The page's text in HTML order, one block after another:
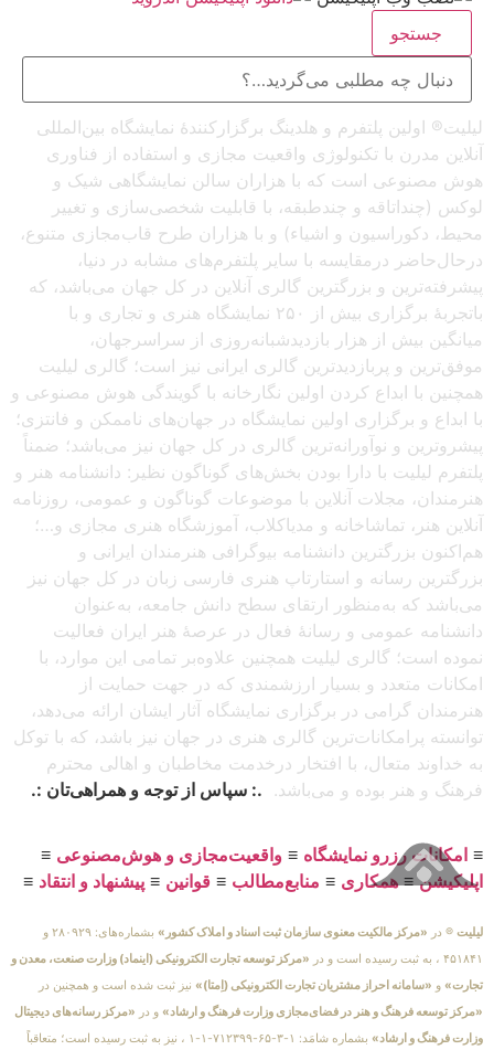
جستجو
لیلیت® اولین پلتفرم و هلدینگ برگزارکنندهٔ نمایشگاه بین‌المللی
آنلاین مدرن با تکنولوژی واقعیت مجازی و استفاده از فناوری
هوش مصنوعی است که با هزاران سالن نمایشگاهی شیک و
لوکس (چنداتاقه و چندطبقه، با قابلیت شخصی‌سازی و تغییر
محیط، دکوراسیون و اشیاء) و با هزاران طرح قاب‌مجازی متنوع،
درحال‌حاضر درمقایسه با سایر پلتفرم‌های مشابه در دنیا،
پیشرفته‌ترین و بزرگترین گالری آنلاین در کل جهان می‌باشد، که
باتجربهٔ برگزاری بیش از ۲۵۰ نمایشگاه هنری و تجاری و با
میانگین بیش از هزار بازدیدشبانه‌روزی از سراسرجهان،
موفق‌ترین و پربازدیدترین گالری ایرانی نیز است؛ گالری لیلیت
همچنین با ابداع کردن اولین نگارخانه با گویندگی هوش مصنوعی و
با ابداع و برگزاری اولین نمایشگاه در جهان‌های ناممکن و فانتزی؛
پیشروترین و نوآورانه‌ترین گالری در کل جهان نیز می‌باشد؛ ضمناً
پلتفرم لیلیت با دارا بودن بخش‌های گوناگون نظیر: دانشنامه هنر و
هنرمندان، مجلات آنلاین با موضوعات گوناگون و عمومی، روزنامه
آنلاین هنر، تماشاخانه و مدیاکلاب، آموزشگاه هنری مجازی و…؛
هم‌اکنون بزرگترین دانشنامه بیوگرافی هنرمندان ایرانی و
بزرگترین رسانه و استارتاپ هنری فارسی زبان در کل جهان نیز
می‌باشد که به‌منظور ارتقای سطح دانش جامعه، به‌عنوان
دانشنامه عمومی و رسانهٔ فعال در عرصهٔ هنر ایران فعالیت
نموده است؛ گالری لیلیت همچنین علاوه‌بر تمامی این موارد، با
امکانات متعدد و بسیار ارزشمندی که در جهت حمایت از
هنرمندان گرامی در برگزاری نمایشگاه آثار ایشان ارائه می‌دهد،
توانسته پرامکانات‌ترین گالری هنری در جهان نیز باشد، که با توکل
به خداوند متعال، با افتخار درخدمت مخاطبان و اهالی محترم
فرهنگ و هنر بوده و می‌باشد. .: سپاس از توجه و همراهی‌تان :.
≡ امکانات رزرو نمایشگاه ≡ واقعیت‌مجازی و هوش‌مصنوعی ≡
اپلیکیشن≡همکاری ≡ منابع‌مطالب ≡ قوانین ≡ پیشنهاد و انتقاد ≡
لیلیت ® در «مرکز مالکیت معنوی سازمان ثبت اسناد و املاک کشور»
بشماره‌های: ۲۸۰۹۲۹ و
۴۵۱۸۴۱ ، به ثبت رسیده است و در
«مرکز توسعه تجارت الکترونیکی (اینماد) وزارت صنعت، معدن و
تجارت» و «سامانه احراز مشتریان تجارت الکترونیکی (اِمتا)» نیز ثبت شده است و همچنین در
«مرکز توسعه فرهنگ و هنر در فضای‌مجازی وزارت فرهنگ و ارشاد» و در «مرکز رسانه‌های دیجیتال
وزارت فرهنگ و ارشاد»
بشماره شامَد: ۱-۳-۶۵-۷۱۲۳۹۹-۱-۱ ، نیز به ثبت رسیده است؛ متعاقباً